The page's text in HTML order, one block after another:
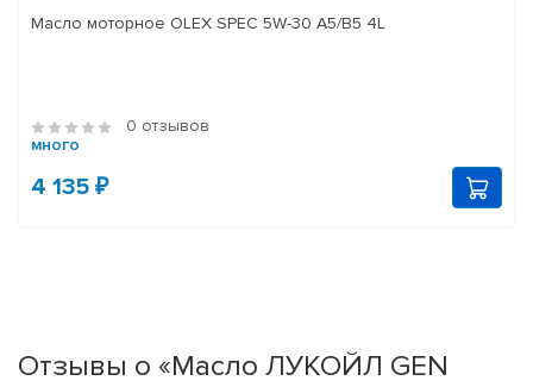
Масло моторное OLEX SPEC 5W-30 A5/B5 4L
0 отзывов
много
4 135 ₽
Отзывы о «Масло ЛУКОЙЛ GEN